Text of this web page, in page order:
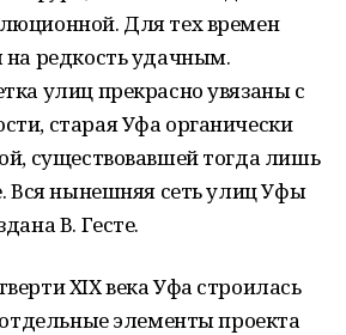
Для тех времен
на редкость удачным.
улиц прекрасно увязаны с
старая Уфа органически
существовавшей тогда лишь
Вся нынешняя сеть улиц Уфы
В. Гесте.
ХIХ века Уфа строилась
отдельные элементы проекта